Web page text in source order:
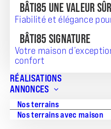
BÂTI85 UNE VALEUR
Fiabilité et élégance
BÂTI85 SIGNATURE
Votre maison
confort
RÉALISATIONS
ANNONCES
Nos terrains
Nos terrains avec maison
TERRAIN + MAISON
260 876